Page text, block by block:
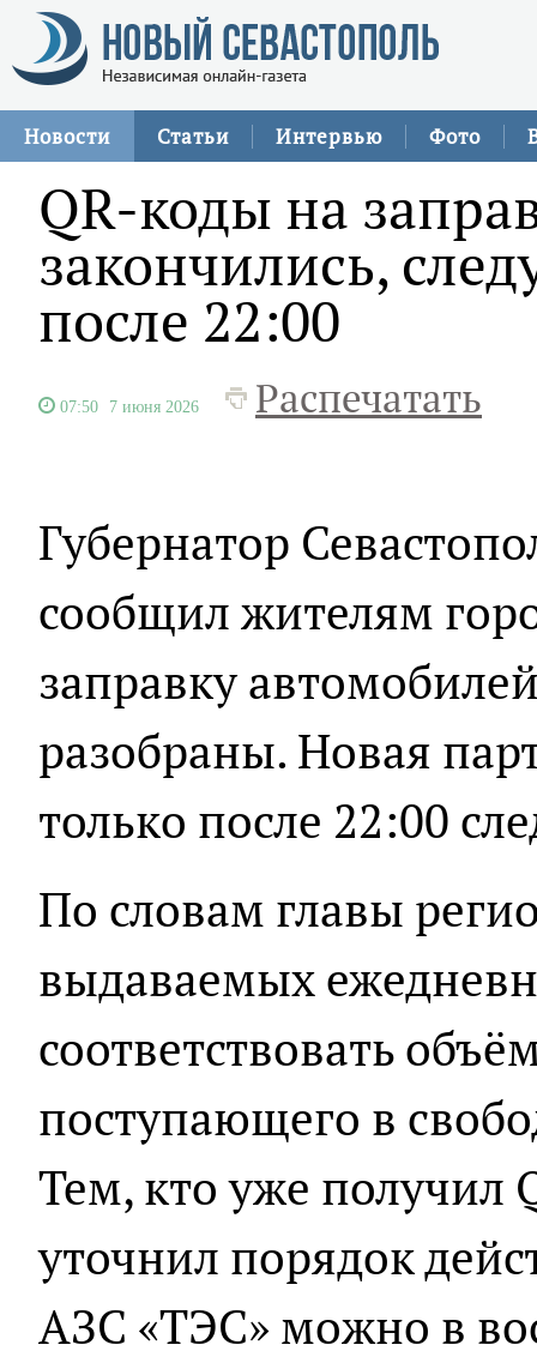
Новости Статьи Интервью Фото
QR-коды на
закончились,
после 22:00
07:50 7 июня 2026 Распечатать
Губернатор
сообщил жителям
заправку
разобраны. Новая
только после 22:00
По словам главы
выдаваемых
соответствовать
поступающего в
Тем, кто уже получил
уточнил порядок
АЗС «ТЭС» можно в